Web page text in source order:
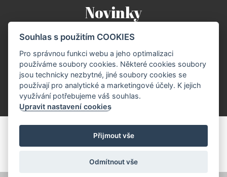
Novinky
Nové webové stránky
29.04
© 2019 KOVOSROTBILA.CZ
Souhlas s použitím COOKIES
Pro správnou funkci webu a jeho optimalizaci
používáme soubory cookies. Některé cookies soubory
jsou technicky nezbytné, jiné soubory cookies se
používají pro analytické a marketingové účely. K jejich
využívání potřebujeme váš souhlas.
Upravit nastavení cookies
Přijmout vše
Odmítnout vše